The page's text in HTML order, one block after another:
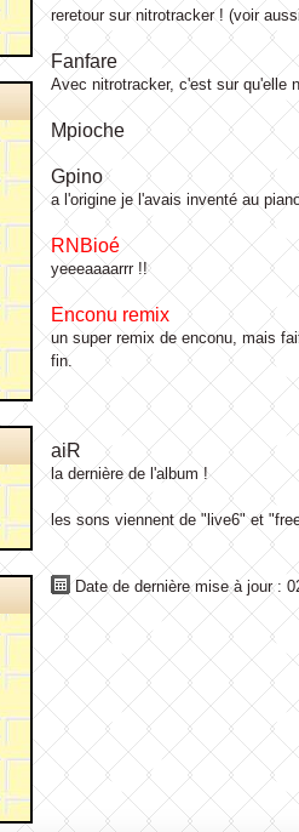
reretour sur nitrotracker ! (voir
Fanfare
Avec nitrotracker, c'est sur qu'elle
Mpioche
Gpino
a l'origine je l'avais inventé au
RNBioé
yeeeaaaarrr !!
Enconu remix
un super remix de enconu, mais
fin.
aiR
la dernière de l'album !
les sons viennent de "live6" et
Date de dernière mise à jour :